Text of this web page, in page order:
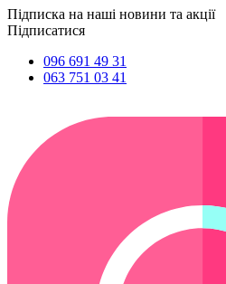
Підписка на наші новини та акції
Підписатися
096 691 49 31
063 751 03 41